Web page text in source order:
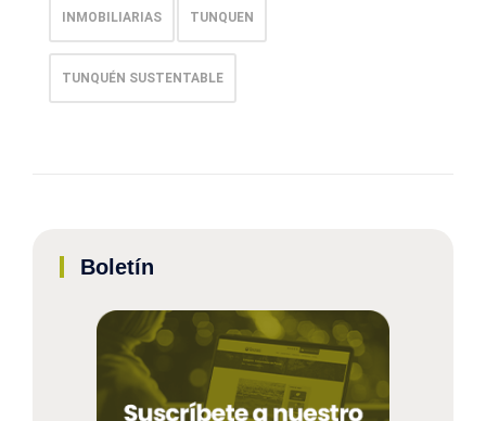
INMOBILIARIAS TUNQUEN
TUNQUÉN SUSTENTABLE
Boletín